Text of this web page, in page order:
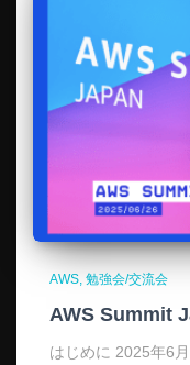
AWS 勉強会/交流会
AWS Summit
はじめに 2025年6